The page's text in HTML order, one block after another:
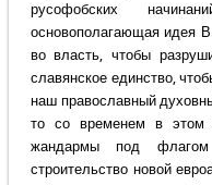
русофобских
основополагающая идея
во власть, чтобы
славянское единство,
наш православный
то со временем в этом
жандармы под
строительство новой